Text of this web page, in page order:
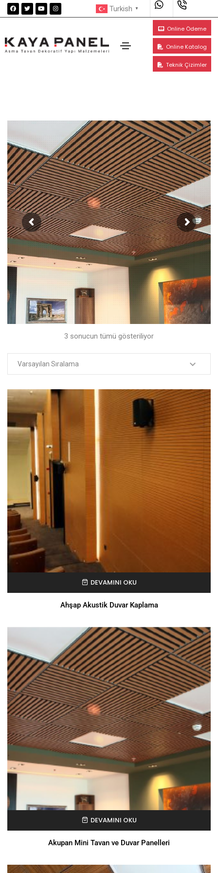
Turkish ▼
Online Ödeme
Online Katalog
Teknik Çizimler
3 sonucun tümü gösteriliyor
DEVAMINI OKU
Ahşap Akustik Duvar Kaplama
DEVAMINI OKU
Akupan Mini Tavan ve Duvar Panelleri